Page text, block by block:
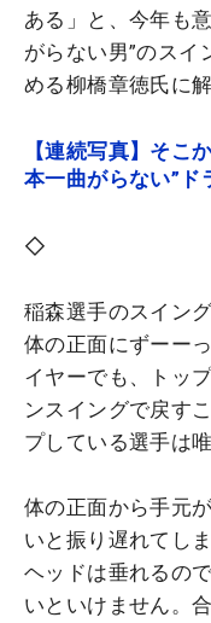
ある」と、今年も
がらない男”のスイ
める柳橋章徳氏に
【連続写真】そこ
本一曲がらない”ド
◇
稲森選手のスイン
体の正面にずーー
イヤーでも、トッ
ンスイングで戻す
プしている選手は
体の正面から手元
いと振り遅れてし
ヘッドは垂れるの
いといけません。